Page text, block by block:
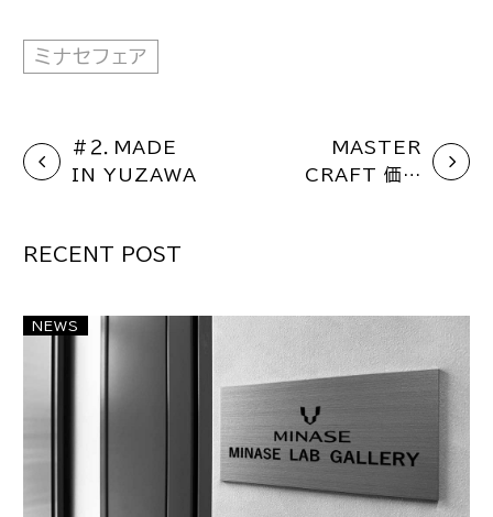
ミナセフェア
#２．MADE
IN YUZAWA
MASTER
CRAFT 価格
RECENT POST
NEWS